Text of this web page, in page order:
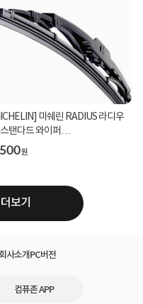
미쉐린 RADIUS 라디우
탠다드 와이퍼
원
보기
사소개PC버전
컴퓨존 APP